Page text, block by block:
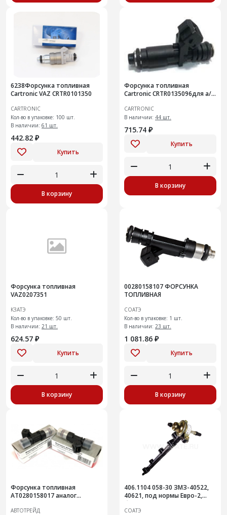
6238Форсунка топливная
Cartronic VAZ CRTR0101350
CARTRONIC
Кол-во в упаковке: 100 шт.
В наличии: 61 шт.
442.82 ₽
Купить
В корзину
Форсунка топливная
Cartronic CRTR0135096для а/м
XRAY 1,8 16v, для рампы (21
CARTRONIC
В наличии: 44 шт.
715.74 ₽
Купить
В корзину
Форсунка топливная
VAZ0207351
КЗАТЭ
Кол-во в упаковке: 50 шт.
В наличии: 21 шт.
624.57 ₽
Купить
В корзину
00280158107 ФОРСУНКА
ТОПЛИВНАЯ
СОАТЭ
Кол-во в упаковке: 1 шт.
В наличии: 23 шт.
1 081.86 ₽
Купить
В корзину
Форсунка топливная
AT0280158017 аналог
АВТОТРЕЙД
406.1104 058-30 ЗМЗ-40522,
40621, под нормы Евро-2,
быстросъемные соединения
СОАТЭ